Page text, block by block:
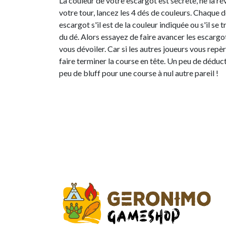
votre tour, lancez les 4 dés de couleurs. Chaque
escargot s'il est de la couleur indiquée ou s'il se
du dé. Alors essayez de faire avancer les
vous dévoiler. Car si les autres joueurs vous
faire terminer la course en tête. Un peu de
peu de bluff pour une course à nul autre pareil !